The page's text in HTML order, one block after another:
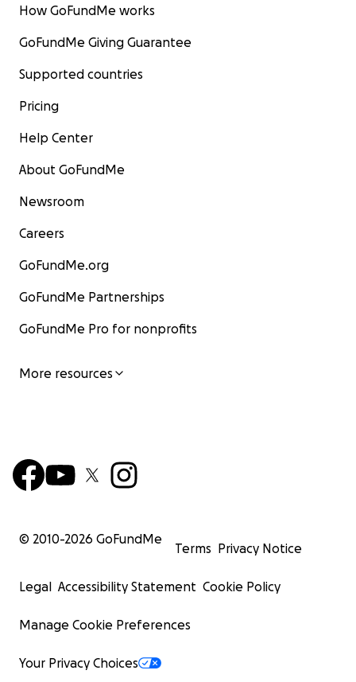
How GoFundMe works
GoFundMe Giving Guarantee
Supported countries
Pricing
Help Center
About GoFundMe
Newsroom
Careers
GoFundMe.org
GoFundMe Partnerships
GoFundMe Pro for nonprofits
More resources
© 2010-2026 GoFundMe
Terms Privacy Notice
Legal Accessibility Statement Cookie Policy
Manage Cookie Preferences
Your Privacy Choices